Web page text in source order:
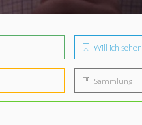
Will ich sehen
Sammlung